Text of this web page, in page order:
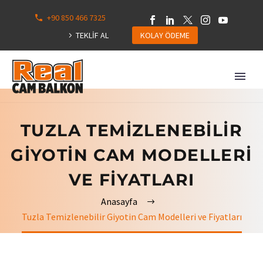
+90 850 466 7325
TEKLİF AL
KOLAY ÖDEME
TUZLA TEMIZLENEBILIR
GIYOTIN CAM MODELLERI
VE FIYATLARI
Anasayfa
Tuzla Temizlenebilir Giyotin Cam Modelleri ve Fiyatları
113
Hepsini
Göster